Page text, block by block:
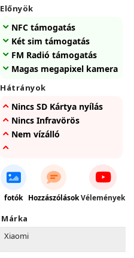
Előnyök
NFC támogatás
Két sim támogatás
FM Radió támogatás
Magas megapixel kamera
Hátrányok
Nincs SD Kártya nyílás
Nincs Infravörös
Nem vízálló
fotók HozzászólásokVélemények
Márka
Xiaomi